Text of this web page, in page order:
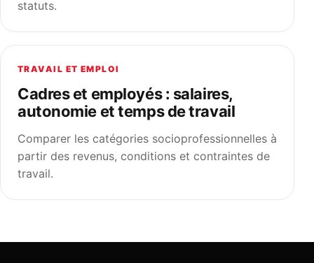
statuts.
TRAVAIL ET EMPLOI
Cadres et employés : salaires,
autonomie et temps de travail
Comparer les catégories socioprofessionnelles à
partir des revenus, conditions et contraintes de
travail.